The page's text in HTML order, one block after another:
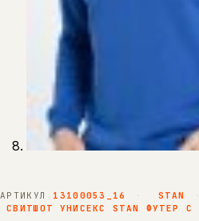
АРТИКУЛ 13100053_16 · STAN
·
СВИТШОТ УНИСЕКС STAN ФУТЕР